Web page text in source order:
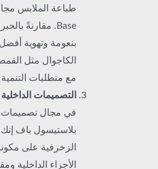
بنعومة وتهوية
الكاجوال مثل
مع متطلبات
التصميمات
في مجال تصميمات
بلاستيسول باف
الزخرفية على
الأجزاء الداخلية